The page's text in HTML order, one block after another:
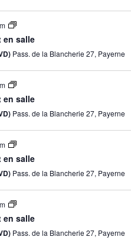
en salle
Pass. de la Blancherie 27, Payerne
en salle
Pass. de la Blancherie 27, Payerne
en salle
Pass. de la Blancherie 27, Payerne
en salle
Pass. de la Blancherie 27, Payerne